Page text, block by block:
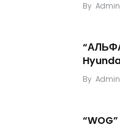
By Admin
By Admin